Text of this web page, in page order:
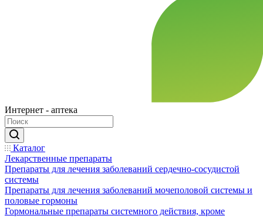
Интернет - аптека
Каталог
Лекарственные препараты
Препараты для лечения заболеваний сердечно-сосудистой
системы
Препараты для лечения заболеваний мочеполовой системы и
половые гормоны
Гормональные препараты системного действия, кроме